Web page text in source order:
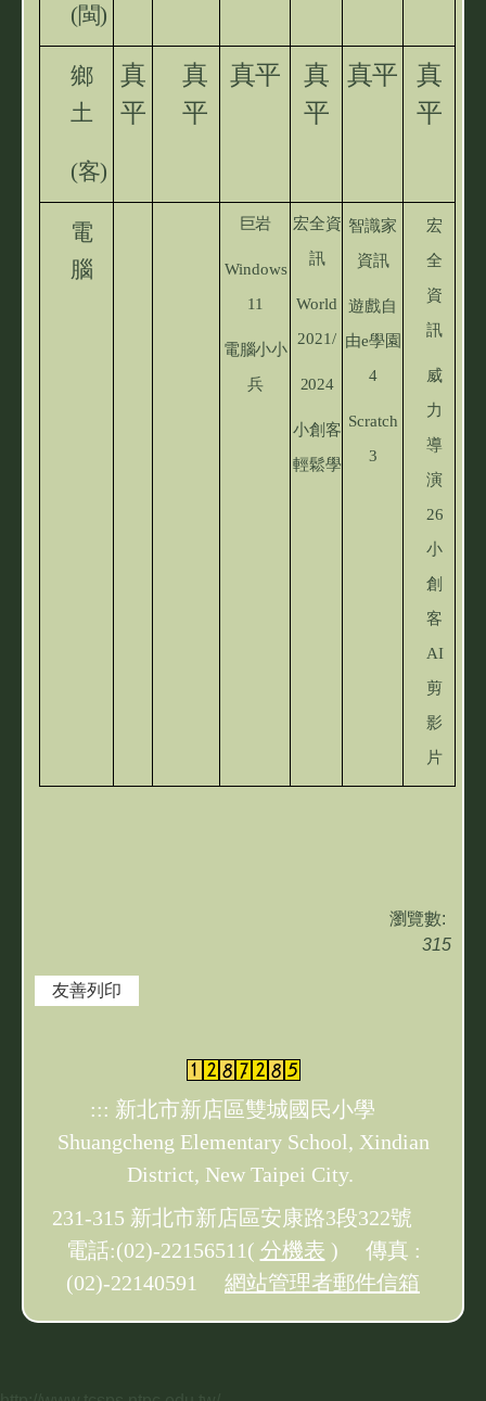
(閩)
鄉
土
(客)
真
平
真
平
真平
真
平
真平
真
平
電
腦
巨岩
Windows
11
電腦小小
兵
宏全資
訊
World
2021/
2024
小創客
輕鬆學
智識家
資訊
遊戲自
由e學園
4
Scratch
3
宏
全
資
訊
威
力
導
演
26
小
創
客
AI
剪
影
片
瀏覽數:
315
友善列印
::: 新北市新店區雙城國民小學
Shuangcheng Elementary School, Xindian
District, New Taipei City.
231-315 新北市新店區安康路3段322號
電話:(02)-22156511( 分機表 ) 傳真 :
(02)-22140591 網站管理者郵件信箱